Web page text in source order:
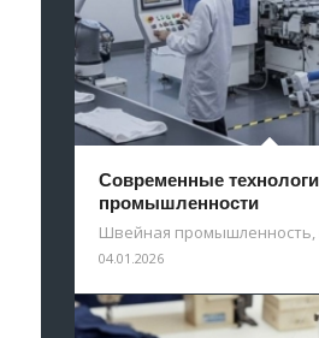
Современные
промышленности
Швейная промышленность,
04.01.2026